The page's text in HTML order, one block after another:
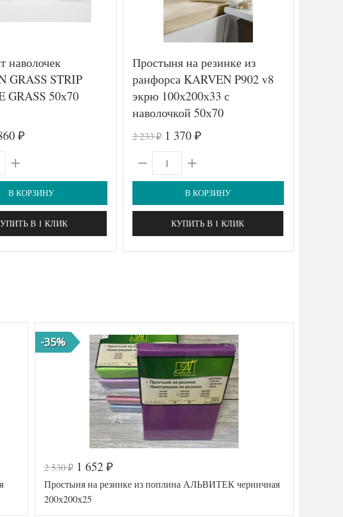
наволочек
GRASS STRIP
GRASS 50х70
₽
В КОРЗИНУ
В 1 КЛИК
Простыня на резинке из
ранфорса KARVEN P902 v8
экрю 100х200х33 с
наволочкой 50х70
2 233₽ 1 370 ₽
В КОРЗИНУ
КУПИТЬ В 1 КЛИК
-35%
2 530₽ 1 652 ₽
Простыня на резинке из поплина АЛЬВИТЕК черничная
200х200х25